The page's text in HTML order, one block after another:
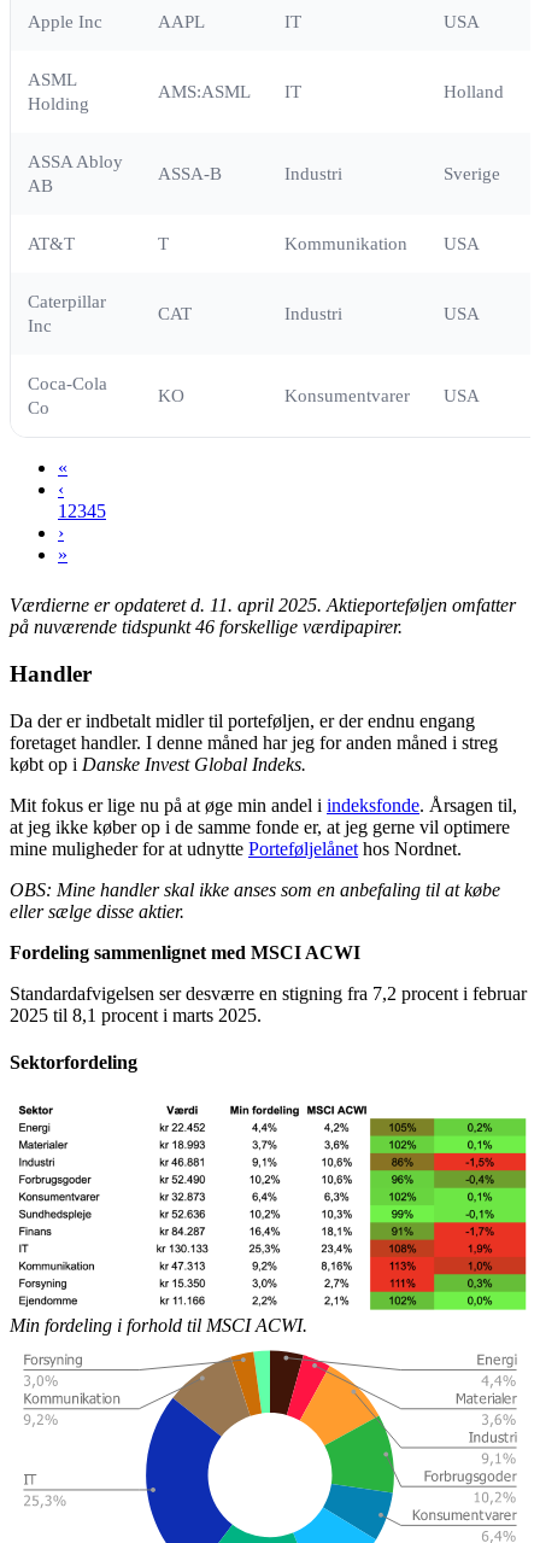
Apple Inc AAPL IT USA
ASML
Holding
AMS:ASML IT Holland
ASSA Abloy
AB
ASSA-B Industri Sverige
AT&T T Kommunikation USA
Caterpillar
Inc
CAT Industri USA
Coca-Cola
Co
KO Konsumentvarer USA
«
‹
1 2345
›
»
Værdierne er opdateret d. 11. april 2025. Aktieporteføljen omfatter
på nuværende tidspunkt 46 forskellige værdipapirer.
Handler
Da der er indbetalt midler til porteføljen, er der endnu engang
foretaget handler. I denne måned har jeg for anden måned i streg
købt op i Danske Invest Global Indeks.
Mit fokus er lige nu på at øge min andel i indeksfonde. Årsagen til,
at jeg ikke køber op i de samme fonde er, at jeg gerne vil optimere
mine muligheder for at udnytte Porteføljelånet hos Nordnet.
OBS: Mine handler skal ikke anses som en anbefaling til at købe
eller sælge disse aktier.
Fordeling sammenlignet med MSCI ACWI
Standardafvigelsen ser desværre en stigning fra 7,2 procent i februar
2025 til 8,1 procent i marts 2025.
Sektorfordeling
Min fordeling i forhold til MSCI ACWI.